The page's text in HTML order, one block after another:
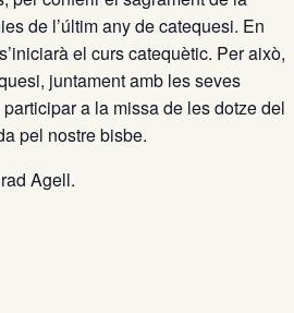
de l’últim any de catequesi. En
el curs catequètic. Per això,
juntament amb les seves
a la missa de les dotze del
pel nostre bisbe.
Agell.